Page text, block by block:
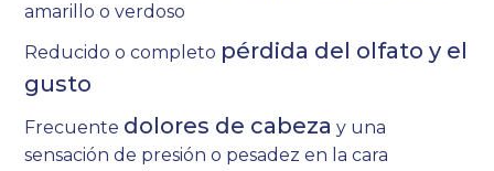
amarillo o verdoso
Reducido o completo pérdida del olfato y el
gusto
Frecuente dolores de cabeza y una
sensación de presión o pesadez en la cara